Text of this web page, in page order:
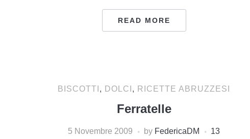
READ MORE
BISCOTTI , DOLCI , RICETTE ABRUZZESI
Ferratelle
5 Novembre 2009 by FedericaDM
13